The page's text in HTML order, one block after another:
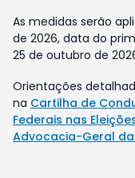
As medidas serão
de 2026, data do
25 de outubro de
Orientações
na Cartilha de
Federais nas
Advocacia-Geral da